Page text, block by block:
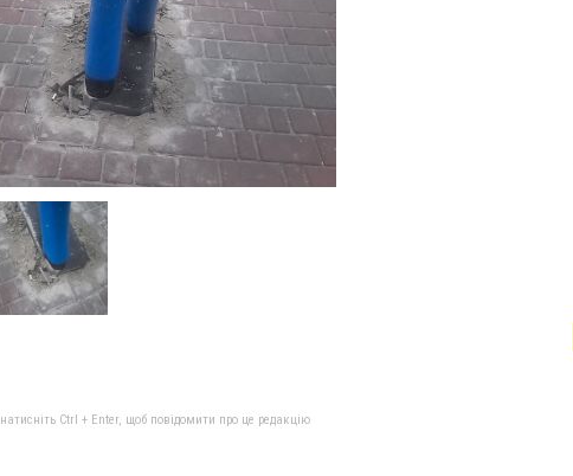
Ctrl + Enter, щоб повідомити про це редакцію